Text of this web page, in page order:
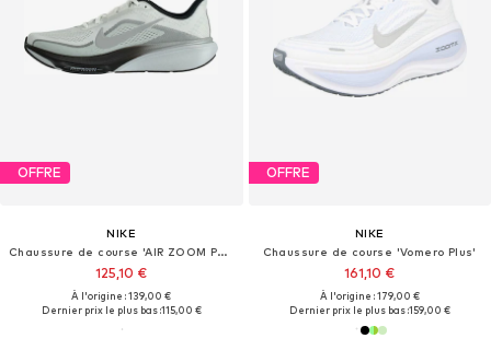
OFFRE
NIKE
Chaussure de course 'AIR ZOOM PEGASUS 42'
125,10 €
À l'origine : 139,00 €
Dernier prix le plus bas :115,00 €
OFFRE
NIKE
Chaussure de course 'Vomero Plus'
161,10 €
À l'origine : 179,00 €
Dernier prix le plus bas :159,00 €